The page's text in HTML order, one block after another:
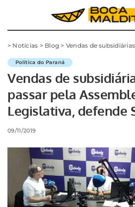
> Notícias > Blog > Vendas de subsidiárias tem que passar
Política do Paraná
Vendas de
passar pela
Legislativa, defende
09/11/2019